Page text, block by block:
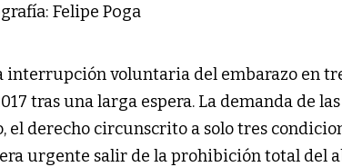
Felipe Poga
interrupción voluntaria del embarazo en
tras una larga espera. La demanda de
el derecho circunscrito a solo tres
urgente salir de la prohibición total del